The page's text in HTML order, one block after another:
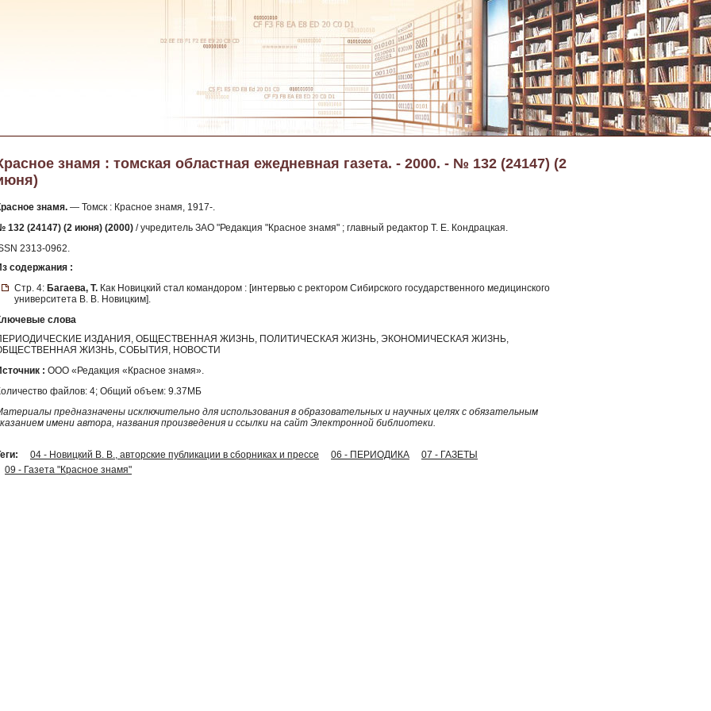
знамя : томская областная ежедневная газета. - 2000. - № 132 (24147) (2
знамя. — Томск : Красное знамя, 1917-.
132 (24147) (2 июня) (2000) / учредитель ЗАО "Редакция "Красное знамя" ; главный редактор Т. Е. Кондрацкая.
2313-0962.
содержания :
Стр. 4: Багаева, Т. Как Новицкий стал командором : [интервью с ректором Сибирского государственного медицинского
университета В. В. Новицким].
слова
ИЗДАНИЯ, ОБЩЕСТВЕННАЯ ЖИЗНЬ, ПОЛИТИЧЕСКАЯ ЖИЗНЬ, ЭКОНОМИЧЕСКАЯ ЖИЗНЬ,
ЖИЗНЬ, СОБЫТИЯ, НОВОСТИ
: ООО «Редакция «Красное знамя».
файлов: 4; Общий объем: 9.37МБ
предназначены исключительно для использования в образовательных и научных целях с обязательным
имени автора, названия произведения и ссылки на сайт Электронной библиотеки.
04 - Новицкий В. В., авторские публикации в сборниках и прессе 06 - ПЕРИОДИКА
07 - ГАЗЕТЫ
09 - Газета "Красное знамя"